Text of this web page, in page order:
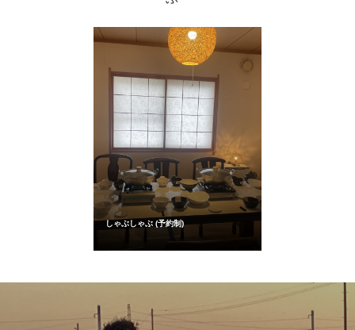
しゃぶしゃぶ (予約制)